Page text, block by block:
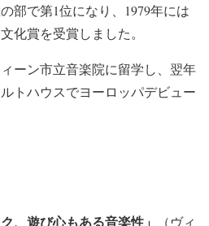
部で第1位になり、1979年には
化賞を受賞しました。
ーン市立音楽院に留学し、翌年
トハウスでヨーロッパデビュー
、遊び心もある音楽性」 （ヴィ